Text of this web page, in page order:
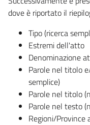
dove è riportato il
Tipo (ricerca
Estremi dell'atto
Denominazione
Parole nel titolo
semplice)
Parole nel titolo
Parole nel testo
Regioni/Province